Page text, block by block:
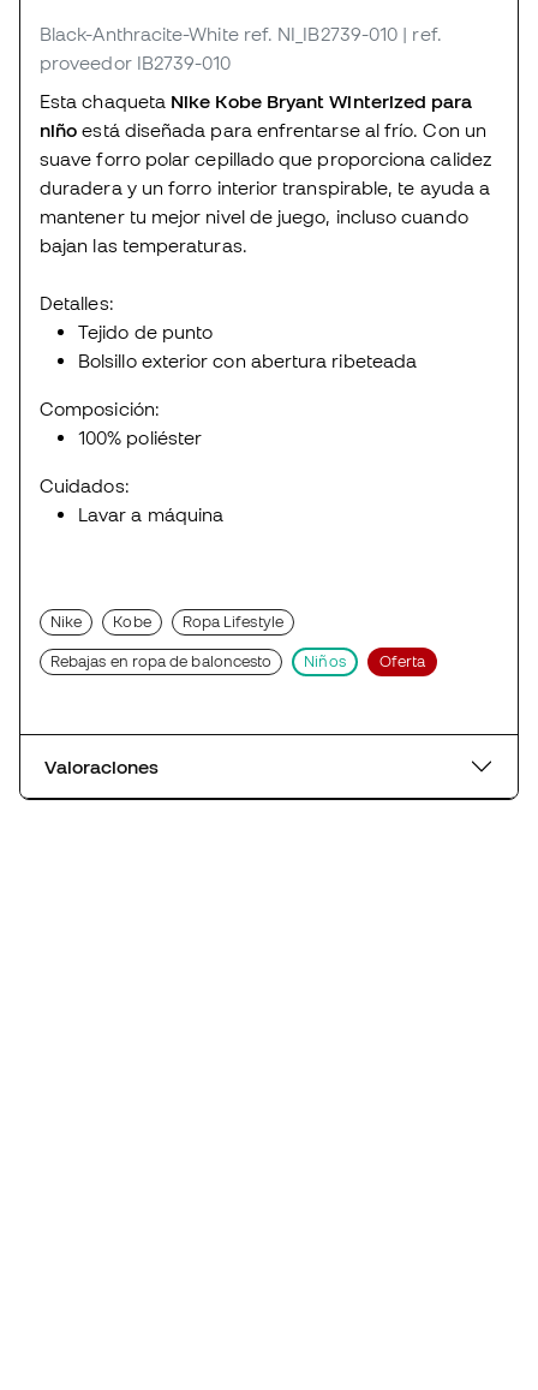
Black-Anthracite-White ref. NI_IB2739-010 | ref.
proveedor IB2739-010
Esta chaqueta Nike Kobe Bryant Winterized para
niño está diseñada para enfrentarse al frío. Con un
suave forro polar cepillado que proporciona calidez
duradera y un forro interior transpirable, te ayuda a
mantener tu mejor nivel de juego, incluso cuando
bajan las temperaturas.
Detalles:
Tejido de punto
Bolsillo exterior con abertura ribeteada
Composición:
100% poliéster
Cuidados:
Lavar a máquina
Nike Kobe Ropa Lifestyle
Rebajas en ropa de baloncesto Niños Oferta
Valoraciones